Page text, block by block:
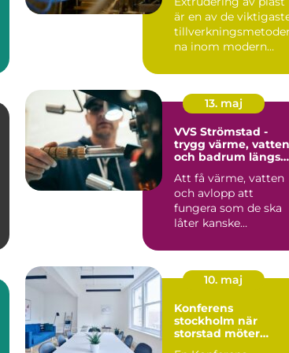
är en av de
tillverkningsmetoder
na inom modern
g...
13. maj
VVS Strömstad -
trygg värme, vatten
och badrum längs
Att få värme, vatten
och avlopp att
fungera som de ska
låter kanske
10. maj
Konferens
stockholm när
storstad möter